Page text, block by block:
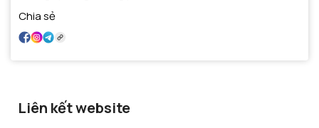
Chia sẻ
Liên kết website